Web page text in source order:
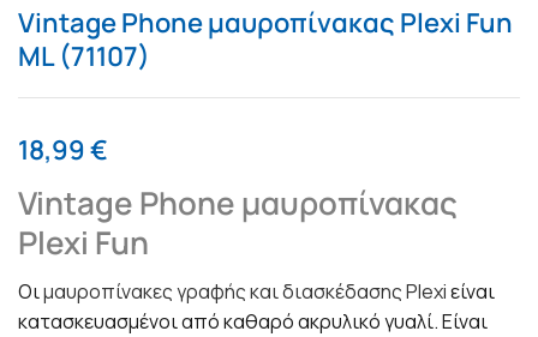
Vintage Phone μαυροπίνακας Plexi Fun
ML (71107)
18,99€
Vintage Phone μαυροπίνακας
Plexi Fun
Οιμαυροπίνακες γραφής και διασκέδασης Plexiείναι
κατασκευασμένοι από καθαρό ακρυλικό γυαλί. Είναι